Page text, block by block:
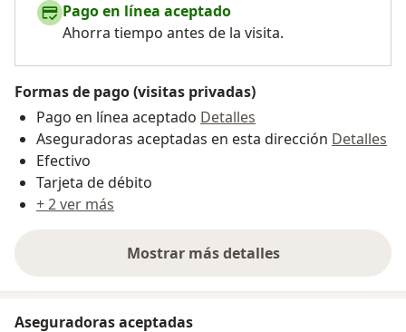
Pago en línea aceptado
Ahorra tiempo antes de la visita.
Formas de pago (visitas privadas)
Pago en línea aceptado Detalles
Aseguradoras aceptadas en esta dirección Detalles
Efectivo
Tarjeta de débito
+ 2 ver más
Mostrar más detalles
sobre la dirección
Aseguradoras aceptadas